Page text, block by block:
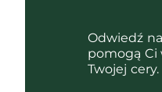
Odwiedź
pomogą
Twojej cery.